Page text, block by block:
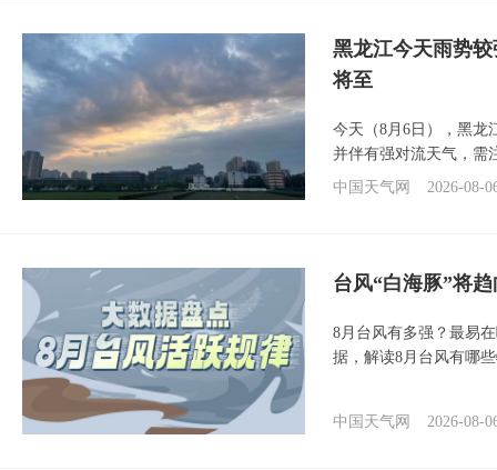
黑龙江今天雨势
将至
今天（8月6日），黑龙
并伴有强对流天气，需
中国天气网
2026-08-
台风“白海豚”将
8月台风有多强？最易
据，解读8月台风有哪
中国天气网 2026-08-